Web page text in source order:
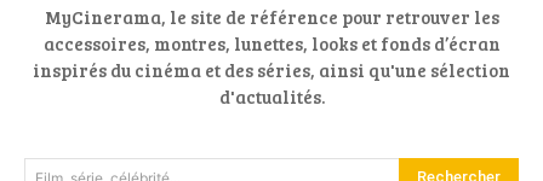
MyCinerama, le site de référence pour retrouver les
accessoires, montres, lunettes, looks et fonds d’écran
inspirés du cinéma et des séries, ainsi qu'une sélection
d'actualités.
Film, série, célébrité... Rechercher